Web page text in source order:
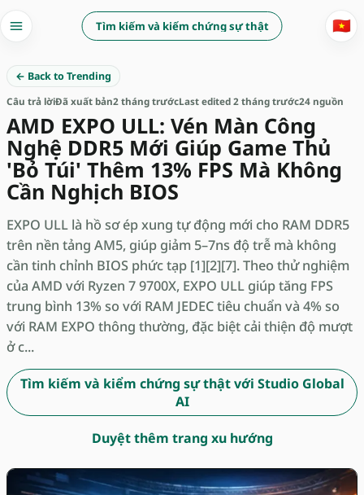
Tìm kiếm và kiểm chứng sự thật 🇻🇳
← Back to Trending
Câu trả lờiĐã xuất bản2 tháng trướcLast edited 2 tháng trước24 nguồn
AMD EXPO ULL: Vén Màn Công
Nghệ DDR5 Mới Giúp Game Thủ
'Bỏ Túi' Thêm 13% FPS Mà Không
Cần Nghịch BIOS
EXPO ULL là hồ sơ ép xung tự động mới cho RAM DDR5
trên nền tảng AM5, giúp giảm 5–7ns độ trễ mà không
cần tinh chỉnh BIOS phức tạp [1][2][7]. Theo thử nghiệm
của AMD với Ryzen 7 9700X, EXPO ULL giúp tăng FPS
trung bình 13% so với RAM JEDEC tiêu chuẩn và 4% so
với RAM EXPO thông thường, đặc biệt cải thiện độ mượt
ở c...
Tìm kiếm và kiểm chứng sự thật với Studio Global
AI
Duyệt thêm trang xu hướng